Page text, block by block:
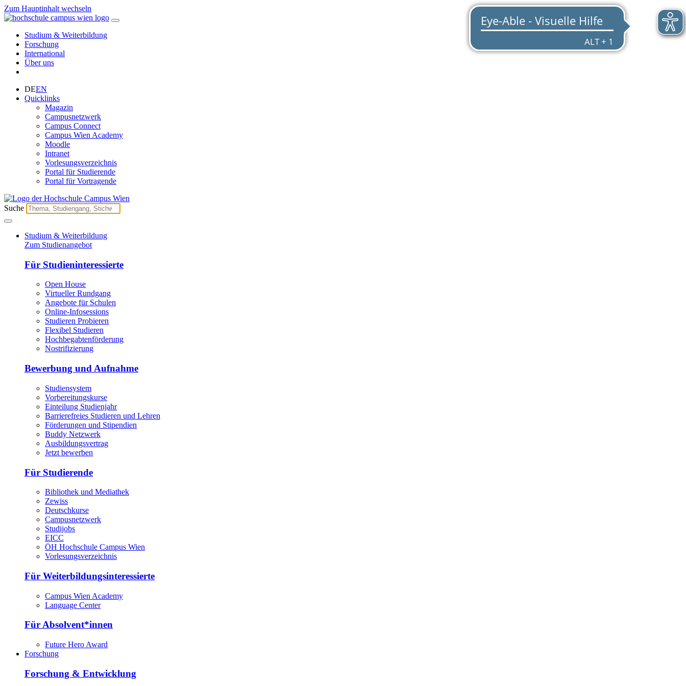
Zum Hauptinhalt wechseln
Studium & Weiterbildung
Forschung
International
Über uns
DEEN
Quicklinks
Magazin
Campusnetzwerk
Campus Connect
Campus Wien Academy
Moodle
Intranet
Vorlesungsverzeichnis
Portal für Studierende
Portal für Vortragende
Suche
Studium & Weiterbildung
Zum Studienangebot
Für Studieninteressierte
Open House
Virtueller Rundgang
Angebote für Schulen
Online-Infosessions
Studieren Probieren
Flexibel Studieren
Hochbegabtenförderung
Nostrifizierung
Bewerbung und Aufnahme
Studiensystem
Vorbereitungskurse
Einteilung Studienjahr
Barrierefreies Studieren und Lehren
Förderungen und Stipendien
Buddy Netzwerk
Ausbildungsvertrag
Jetzt bewerben
Für Studierende
Bibliothek und Mediathek
Zewiss
Deutschkurse
Campusnetzwerk
Studijobs
EICC
ÖH Hochschule Campus Wien
Vorlesungsverzeichnis
Für Weiterbildungsinteressierte
Campus Wien Academy
Language Center
Für Absolvent*innen
Future Hero Award
Forschung
Forschung & Entwicklung